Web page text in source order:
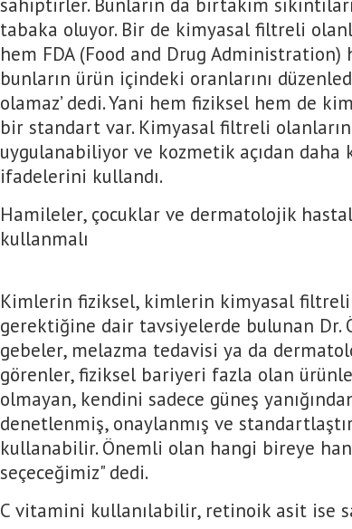
sahiptirler. Bunların da birtakım
tabaka oluyor. Bir de kimyasal filtreli
hem FDA (Food and Drug Administration)
bunların ürün içindeki oranlarını
olamaz’ dedi. Yani hem fiziksel hem de
bir standart var. Kimyasal filtreli
uygulanabiliyor ve kozmetik açıdan daha
ifadelerini kullandı.
Hamileler, çocuklar ve dermatolojik
kullanmalı
Kimlerin fiziksel, kimlerin kimyasal filtreli
gerektiğine dair tavsiyelerde bulunan Dr.
gebeler, melazma tedavisi ya da
görenler, fiziksel bariyeri fazla olan
olmayan, kendini sadece güneş
denetlenmiş, onaylanmış ve
kullanabilir. Önemli olan hangi bireye
seçeceğimiz" dedi.
C vitamini kullanılabilir, retinoik asit ise